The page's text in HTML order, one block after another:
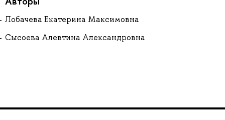
Лобачева Екатерина Максимовна
Сысоева Алевтина Александровна